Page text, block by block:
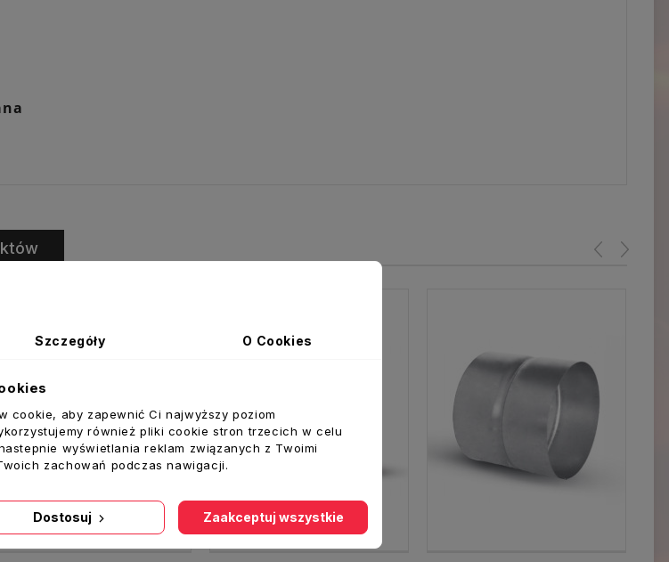
Szczegóły O Cookies
cookie, aby zapewnić Ci najwyższy poziom
również pliki cookie stron trzecich w celu
wyświetlania reklam związanych z Twoimi
zachowań podczas nawigacji.
Dostosuj Zaakceptuj wszystkie